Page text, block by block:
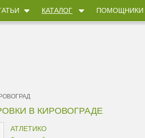
КАТАЛОГ ПОМОЩНИКИ
В КИРОВОГРАДЕ
АТЛЕТИКО